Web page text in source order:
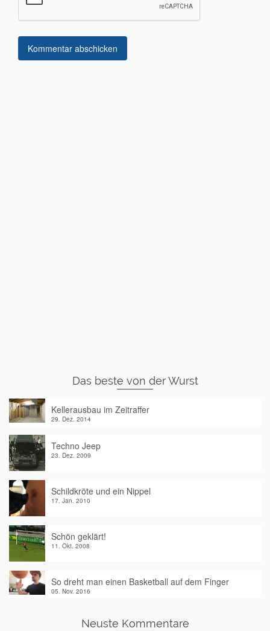
Das beste von der Wurst
Kellerausbau im Zeitraffer
29. Dez. 2014
Techno Jeep
23. Dez. 2009
Schildkröte und ein Nippel
17. Jan. 2010
Schön geklärt!
11. Okt. 2008
So dreht man einen Basketball auf dem Finger
05. Nov. 2016
Neuste Kommentare